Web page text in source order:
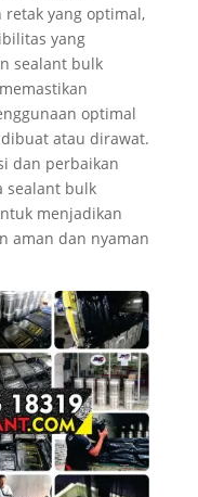
yang optimal,
yang
sealant bulk
optimal
atau dirawat.
dan perbaikan
sealant bulk
menjadikan
aman dan nyaman